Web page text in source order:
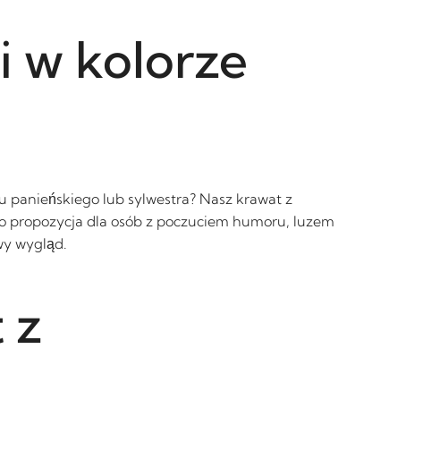
w kolorze
panieńskiego lub sylwestra? Nasz krawat z
propozycja dla osób z poczuciem humoru, luzem
wygląd.
z